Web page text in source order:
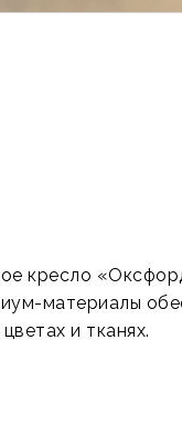
кресло
материалы
и тканях.